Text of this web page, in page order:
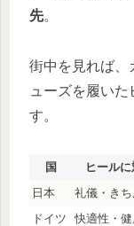
先。
街中を見れば、
ューズを履い
す。
国 ヒール
日本
礼儀・き
ドイツ
快適性・健